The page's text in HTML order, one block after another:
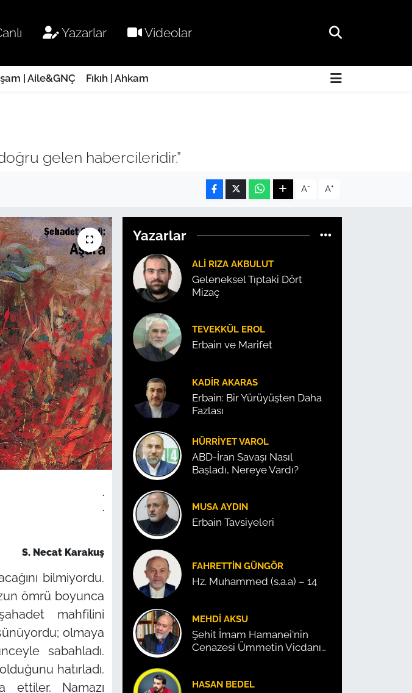
Yazarlar Videolar
| Aile&GNÇ Fıkıh | Ahkam
gelen habercileridir.”
A- A+
.
.
S. Necat Karakuş
bilmiyordu.
ömrü boyunca
mahfilini
olmaya
sabahladı.
hatırladı.
ettiler. Namazı
Yazarlar
ALI RIZA AKBULUT
Geleneksel Tıptaki Dört
Mizaç
TEVEKKÜL EROL
Erbain ve Marifet
KADIR AKARAS
Erbain: Bir Yürüyüşten Daha
Fazlası
HÜRRIYET VAROL
ABD-İran Savaşı Nasıl
Başladı, Nereye Vardı?
MUSA AYDIN
Erbain Tavsiyeleri
FAHRETTIN GÜNGÖR
Hz. Muhammed (s.a.a) – 14
MEHDI AKSU
Şehit İmam Hamanei'nin
Cenazesi Ümmetin Vicdanını
HASAN BEDEL